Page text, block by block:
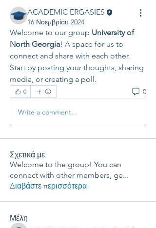
ACADEMIC ERGASIES
16 Νοεμβρίου 2024
Welcome to our group University of
North Georgia! A space for us to
connect and share with each other.
Start by posting your thoughts, sharing
media, or creating a poll.
0 0
Write a comment...
Σχετικά με
Welcome to the group! You can
connect with other members, ge...
Διαβάστε περισσότερα
Μέλη